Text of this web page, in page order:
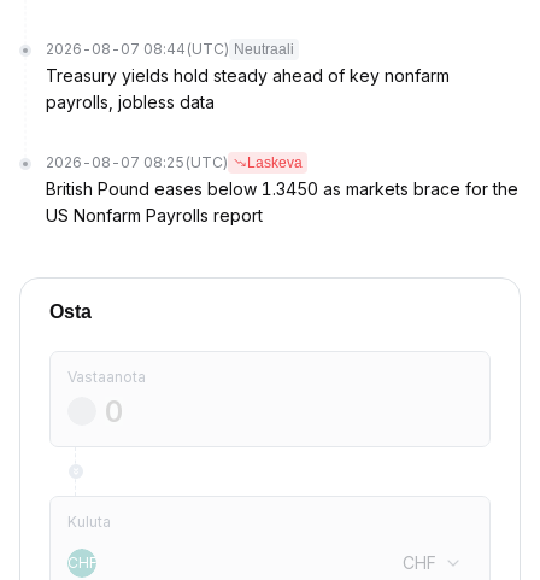
2026-08-07 08:44 (UTC) Neutraali
Treasury yields hold steady ahead of key nonfarm
payrolls, jobless data
2026-08-07 08:25 (UTC) Laskeva
British Pound eases below 1.3450 as markets brace for the
US Nonfarm Payrolls report
Osta
Vastaanota
Kuluta
CHF CHF